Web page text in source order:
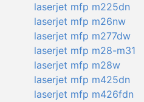
laserjet mfp m225dn
laserjet mfp m26nw
laserjet mfp m277dw
laserjet mfp m28-m31
laserjet mfp m28w
laserjet mfp m425dn
laserjet mfp m426fdn